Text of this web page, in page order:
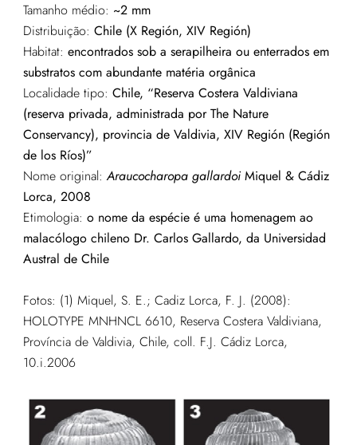
Tamanho médio: ~2 mm
Distribuição: Chile (X Región, XIV Región)
Habitat: encontrados sob a serapilheira ou enterrados em
substratos com abundante matéria orgânica
Localidade tipo: Chile, “Reserva Costera Valdiviana
(reserva privada, administrada por The Nature
Conservancy), provincia de Valdivia, XIV Región (Región
de los Ríos)”
Nome original:Araucocharopa gallardoiMiquel & Cádiz
Lorca, 2008
Etimologia: o nome da espécie é uma homenagem ao
malacólogo chileno Dr. Carlos Gallardo, da Universidad
Austral de Chile
Fotos: (1) Miquel, S. E.; Cadiz Lorca, F. J. (2008):
HOLOTYPE MNHNCL 6610, Reserva Costera Valdiviana,
Província de Valdivia, Chile, coll. F.J. Cádiz Lorca,
10.i.2006